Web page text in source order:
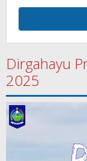
Dirgahayu
2025